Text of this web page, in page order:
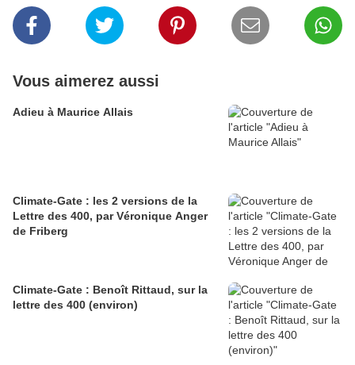
Vous aimerez aussi
Adieu à Maurice Allais
Climate-Gate : les 2 versions de la
Lettre des 400, par Véronique Anger
de Friberg
Climate-Gate : Benoît Rittaud, sur la
lettre des 400 (environ)